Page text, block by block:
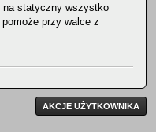
na statyczny wszystko
przy walce z
AKCJE UŻYTKOWNIKA